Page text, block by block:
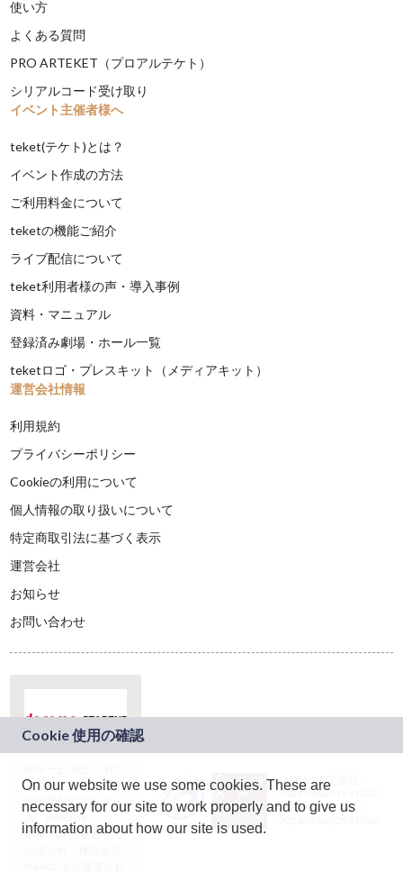
使い方
よくある質問
PRO ARTEKET（プロアルテケト）
シリアルコード受け取り
イベント主催者様へ
teket(テケト)とは？
イベント作成の方法
ご利用料金について
teketの機能ご紹介
ライブ配信について
teket利用者様の声・導入事例
資料・マニュアル
登録済み劇場・ホール一覧
teketロゴ・プレスキット（メディアキット）
運営会社情報
利用規約
プライバシーポリシー
Cookieの利用について
個人情報の取り扱いについて
特定商取引法に基づく表示
運営会社
お知らせ
お問い合わせ
ドコモグループの新
規事業創出プログラ
ム「docomo
STARTUP」を通じて
JASRAC許諾番号：
9024936001Y45037
JASRAC許諾番号：
On our website we use some cookies. These are
necessary for our site to work properly and to give us
information about how our site is used.